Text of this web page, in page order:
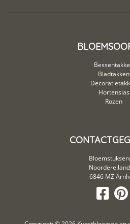
Bladtakken
Hortensias
Rozen
6846 MZ